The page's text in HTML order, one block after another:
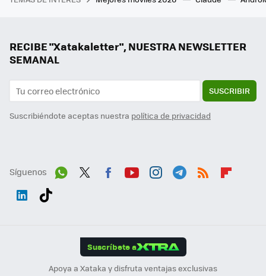
RECIBE "Xatakaletter", NUESTRA NEWSLETTER
SEMANAL
SUSCRIBIR
Suscribiéndote aceptas nuestra política de privacidad
Síguenos
Suscríbete a
Apoya a Xataka y disfruta ventajas exclusivas